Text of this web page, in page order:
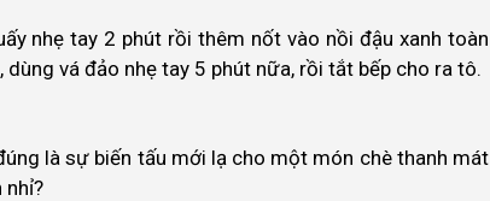
nhẹ tay 2 phút rồi thêm nốt vào nồi đậu xanh toàn
vá đảo nhẹ tay 5 phút nữa, rồi tắt bếp cho ra tô.
là sự biến tấu mới lạ cho một món chè thanh mát
nhỉ?